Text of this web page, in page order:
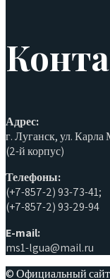
Адрес:
г. Луганск, ул.
(2-й корпус)
Телефоны:
(+7-857-2) 93-73-41;
(+7-857-2) 93-29-94
E-mail:
ms1-lgua@mail.ru
© Официальный